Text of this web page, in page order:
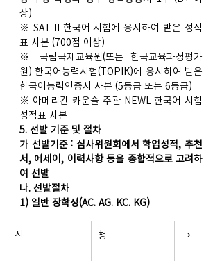
상)
※ SAT II 한국어 시험에 응시하여 받은 성적
표 사본 (700점 이상)
※ 국립국제교육원(또는 한국교육과정평가
원) 한국어능력시험(TOPIK)에 응시하여 받은
한국어능력인증서 사본 (5등급 또는 6등급)
※ 아메리칸 카운슬 주관 NEWL 한국어 시험
성적표 사본
5. 선발 기준 및 절차
가 선발기준 : 심사위원회에서 학업성적, 추천
서, 에세이, 이력사항 등을 종합적으로 고려하
여 선발
나. 선발절차
1) 일반 장학생(AC. AG. KC. KG)
신 청 →